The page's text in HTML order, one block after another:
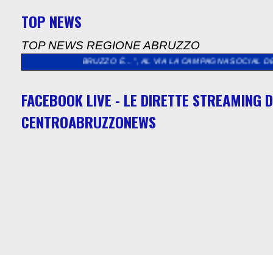
TOP NEWS
TOP NEWS REGIONE ABRUZZO
È…”, AL VIA LA CAMPAGNA SOCIAL DEDICATA AGLI
FACEBOOK LIVE - LE DIRETTE STREAMING
CENTROABRUZZONEWS